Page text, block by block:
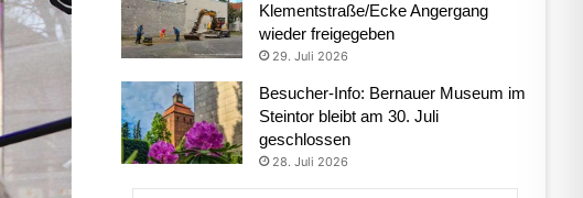
Klementstraße/Ecke Angergang
wieder freigegeben
29. Juli 2026
Besucher-Info: Bernauer Museum im
Steintor bleibt am 30. Juli
geschlossen
28. Juli 2026